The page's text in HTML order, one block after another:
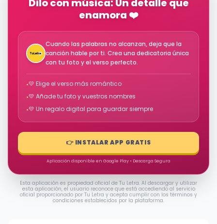
Dilo con música: Un detalle que
enamora ❤️
Cuando las palabras no alcanzan, deja que la
canción hable por ti. Crea una dedicatoria única
con tu foto y el verso perfecto.
•💛 Elige el verso más romántico
•💛 Añade tu foto y vuestros nombres
•💛 Un regalo digital para guardar siempre
👉 INSTALAR APP GRATIS
Aplicación disponible en Google Play • Descarga Segura
Esta aplicación es propiedad oficial de Tu Letra. Al descargar y utilizar
esta aplicación, el usuario reconoce que está accediendo al servicio
oficial proporcionado por Tu Letra y acepta cumplir con los términos y
condiciones establecidos por la plataforma.